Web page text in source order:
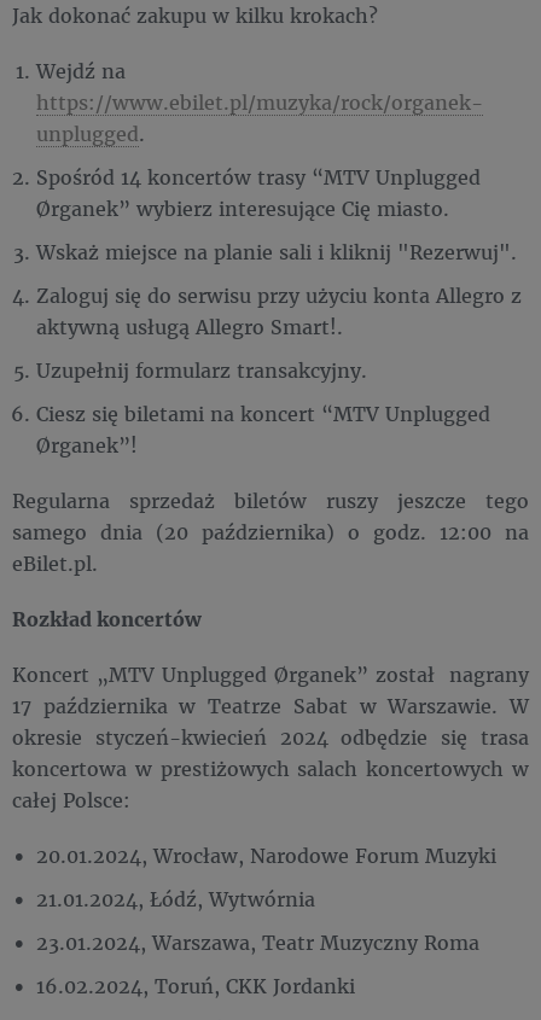
Jak dokonać zakupu w kilku krokach?
Wejdź na
https://www.ebilet.pl/muzyka/rock/organek-
unplugged.
Spośród 14 koncertów trasy “MTV Unplugged
Ørganek” wybierz interesujące Cię miasto.
Wskaż miejsce na planie sali i kliknij "Rezerwuj".
Zaloguj się do serwisu przy użyciu konta Allegro z
aktywną usługą Allegro Smart!.
Uzupełnij formularz transakcyjny.
Ciesz się biletami na koncert “MTV Unplugged
Ørganek”!
Regularna sprzedaż biletów ruszy jeszcze tego
samego dnia (20 października) o godz. 12:00 na
eBilet.pl.
Rozkład koncertów
Koncert „MTV Unplugged Ørganek” został nagrany
17 października w Teatrze Sabat w Warszawie. W
okresie styczeń-kwiecień 2024 odbędzie się trasa
koncertowa w prestiżowych salach koncertowych w
całej Polsce:
20.01.2024, Wrocław, Narodowe Forum Muzyki
21.01.2024, Łódź, Wytwórnia
23.01.2024, Warszawa, Teatr Muzyczny Roma
16.02.2024, Toruń, CKK Jordanki